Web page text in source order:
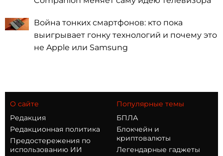
Война тонких смартфонов: кто пока
выигрывает гонку технологий и почему это
не Apple или Samsung
О сайте
Редакция
Редакционная политика
Предостережения по
использованию ИИ
Популярные темы
БПЛА
Блокчейн и
криптовалюты
Легендарные гаджеты